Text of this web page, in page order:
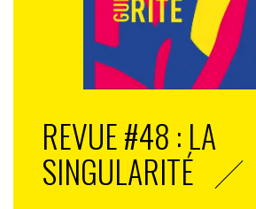
REVUE #48 : LA
SINGULARITÉ